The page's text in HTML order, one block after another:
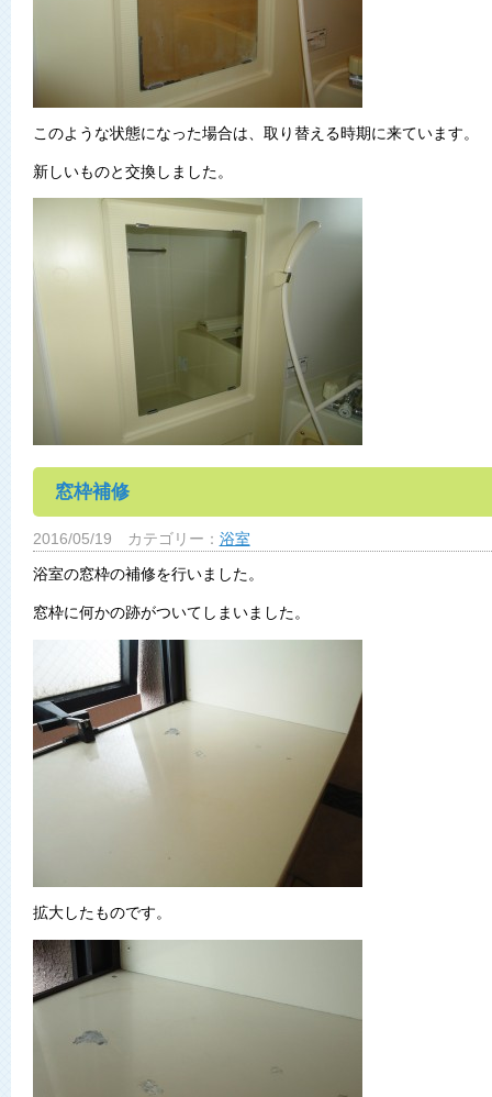
このような状態になった場合は、取り替える時期に来ています。
新しいものと交換しました。
窓枠補修
2016/05/19 カテゴリー： 浴室
浴室の窓枠の補修を行いました。
窓枠に何かの跡がついてしまいました。
拡大したものです。